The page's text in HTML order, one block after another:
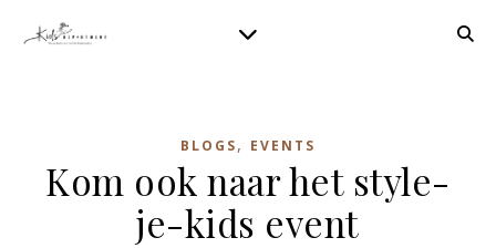
BLOGS, EVENTS
Kom ook naar het style-
je-kids event